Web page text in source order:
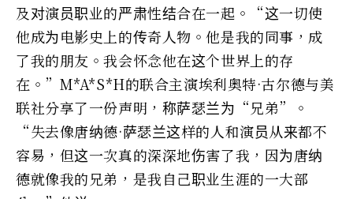
及对演员职业的严肃性结合在一起。“这一切使
他成为电影史上的传奇人物。他是我的同事，成
了我的朋友。我会怀念他在这个世界上的存
在。”M*A*S*H的联合主演埃利奥特·古尔德与美
联社分享了一份声明，称萨瑟兰为“兄弟”。
“失去像唐纳德·萨瑟兰这样的人和演员从来都不
容易，但这一次真的深深地伤害了我，因为唐纳
德就像我的兄弟，是我自己职业生涯的一大部